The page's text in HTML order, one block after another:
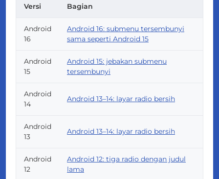
Versi Bagian
Android
16
Android 16: submenu tersembunyi
sama seperti Android 15
Android
15
Android 15: jebakan submenu
tersembunyi
Android
14
Android 13–14: layar radio bersih
Android
13
Android 13–14: layar radio bersih
Android
12
Android 12: tiga radio dengan judul
lama